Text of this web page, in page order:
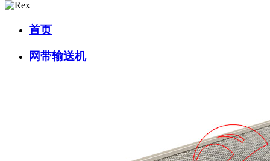
首页
网带输送机